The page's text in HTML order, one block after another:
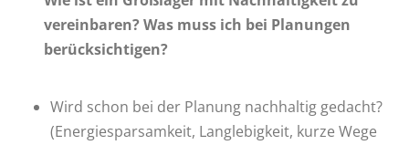
vereinbaren? Was muss ich bei Planungen
berücksichtigen?
Wird schon bei der Planung nachhaltig gedacht?
(Energiesparsamkeit, Langlebigkeit, kurze Wege